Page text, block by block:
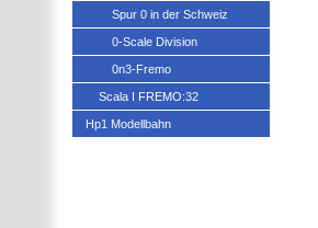
Spur 0 in der Schweiz
0-Scale Division
0n3-Fremo
Scala I FREMO:32
Hp1 Modellbahn